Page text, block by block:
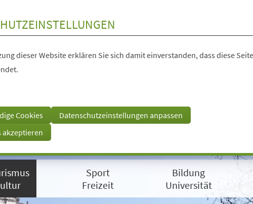
dieser Website erklären Sie sich damit einverstanden, dass diese Seite
Cookies
Datenschutzeinstellungen anpassen
akzeptieren
Sport
Freizeit
Bildung
Universität